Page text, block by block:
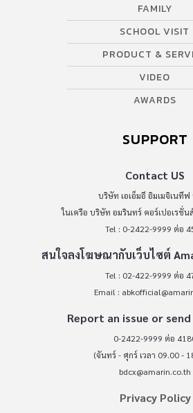
FAMILY
SCHOOL VISIT
PRODUCT &
VIDEO
AWARDS
SUPPORT
Contact US
บริษัท เอเอ็มอี อิมเมจิเนทีฟ
ในเครือ บริษัท อมรินทร์ คอร์เปอเรชั่
Tel : 0-2422-9999 ต่อ
สนใจลงโฆษณากับเว็บไซต์
Tel : 02-422-9999 ต่อ
Email :
Report an issue or
0-2422-9999 ต่อ
(จันทร์ - ศุกร์ เวลา 09.00 -
bdcx@amarin.co.th
Privacy Policy